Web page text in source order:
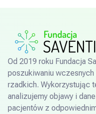
Od 2019 roku Fundacja
poszukiwaniu wczesnych
rzadkich. Wykorzystując
analizujemy objawy i
pacjentów z